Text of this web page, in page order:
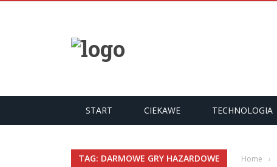
START CIEKAWE TECHNOLOGIA
TAG: DARMOWE GRY HAZARDOWE Home ›